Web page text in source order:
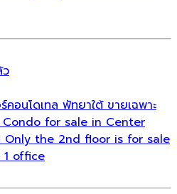
คอนโดเทล พัทยาใต้ ขายเฉพาะ
for sale in Center
Only the 2nd floor is for sale
office